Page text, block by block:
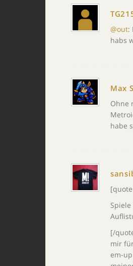
@out:
habs
Max
Ohne
habe
[/
mir
em-